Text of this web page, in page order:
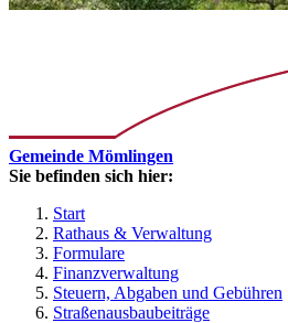
Gemeinde Mömlingen
Sie befinden sich hier:
Start
Rathaus & Verwaltung
Formulare
Finanzverwaltung
Steuern, Abgaben und Gebühren
Straßenausbaubeiträge